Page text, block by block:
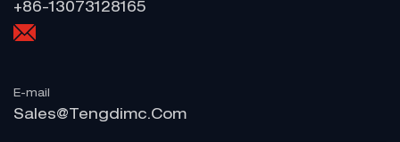
+86-13073128165
E-mail
Sales@tengdimc.com